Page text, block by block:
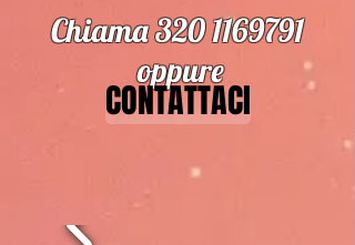
Chiama320 1169791
oppure
CONTATTACI